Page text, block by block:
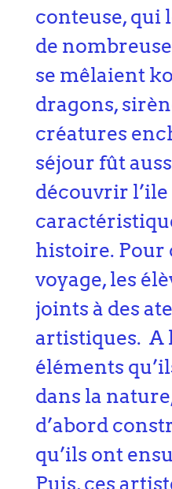
conteuse, qui
de
se mêlaient
dragons,
créatures
séjour fût
découvrir l’ile
histoire. Pour
voyage, les
joints à des
artistiques. A
éléments
dans la
d’abord
qu’ils ont
Puis, ces